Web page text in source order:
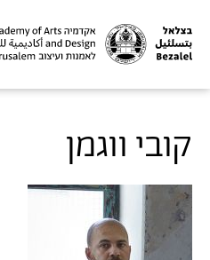
קובי ווגמן